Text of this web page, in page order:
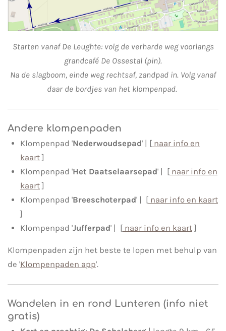
Starten vanaf De Leughte: volg de verharde weg voorlangs
grandcafé De Ossestal (pin).
Na de slagboom, einde weg rechtsaf, zandpad in. Volg vanaf
daar de bordjes van het klompenpad.
Andere klompenpaden
Klompenpad 'Nederwoudsepad' | [ naar info en
kaart]
Klompenpad 'Het Daatselaarsepad' | [ naar info en
kaart]
Klompenpad 'Breeschoterpad' | [ naar info en kaart
]
Klompenpad 'Jufferpad' | [ naar info en kaart]
Klompenpaden zijn het beste te lopen met behulp van
de 'Klompenpaden app'.
Wandelen in en rond Lunteren (info niet
gratis)